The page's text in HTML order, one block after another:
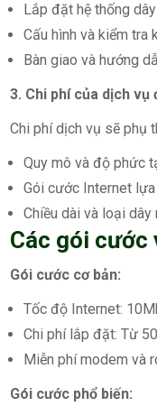
Lắp đặt hệ thống
Cấu hình và kiểm tra
Bàn giao và hướng
3. Chi phí của dịch
Chi phí dịch vụ sẽ phụ
Quy mô và độ phức
Gói cước Internet lựa
Chiều dài và loại
Các gói cước
Gói cước cơ bản:
Tốc độ Internet:
Chi phí lắp đặt: Từ
Miễn phí modem và
Gói cước phổ biến: